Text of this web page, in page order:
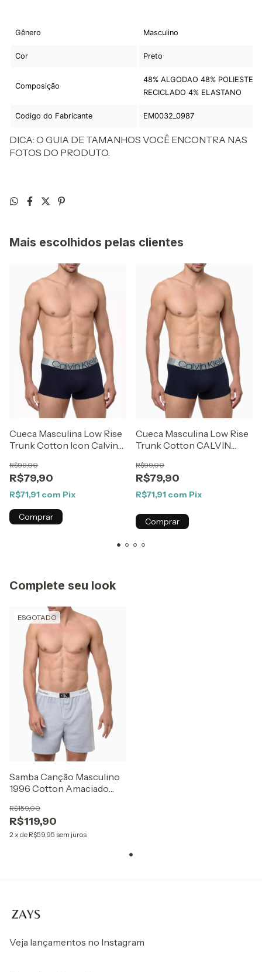
Gênero Masculino
Cor Preto
Composição
48% ALGODAO 48% POLIESTER
RECICLADO 4% ELASTANO
Codigo do Fabricante EM0032_0987
DICA: O GUIA DE TAMANHOS VOCÊ ENCONTRA NAS
FOTOS DO PRODUTO.
Mais escolhidos pelas clientes
Cueca Masculina Low Rise
Trunk Cotton Icon Calvin
R$79,90
R$99,00
R$71,91 com Pix
Comprar
Cueca Masculina Low Rise
Trunk Cotton CALVIN
Marinho
R$79,90
R$99,00
R$71,91 com Pix
Comprar
Complete seu look
ESGOTADO
Samba Canção Masculino
1996 Cotton Amaciado
UNDERWEAR Azul Claro
R$119,90
R$159,00
2 x de R$59,95 sem juros
Veja lançamentos no Instagram